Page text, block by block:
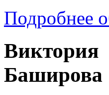
Подробнее
Виктория
Баширова